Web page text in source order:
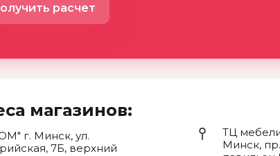
магазинов:
г. Минск, ул.
7Б, верхний
ТЦ
Минск,
расчет